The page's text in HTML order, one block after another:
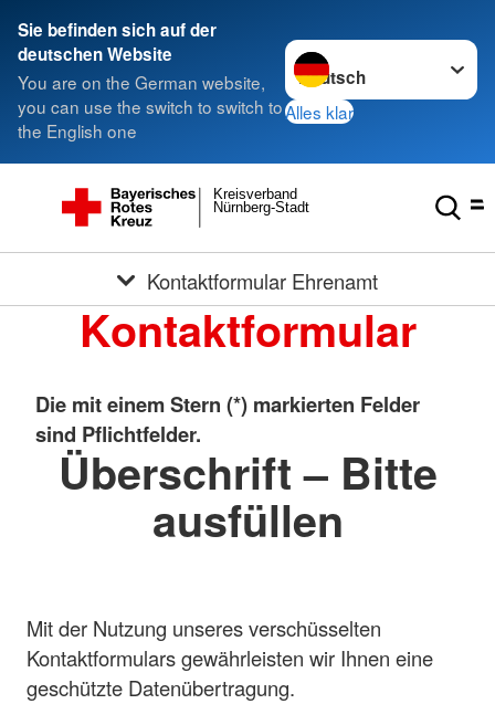
Sie befinden sich auf der
deutschen Website
You are on the German website,
you can use the switch to switch to
the English one
Sprache wechseln zu
Alles klar
Nürnberg-Stadt
Kreisverband
Kontaktformular Ehrenamt
Kontaktformular
Die mit einem Stern (*) markierten Felder
sind Pflichtfelder.
Überschrift – Bitte
ausfüllen
Mit der Nutzung unseres verschüsselten
Kontaktformulars gewährleisten wir Ihnen eine
geschützte Datenübertragung.